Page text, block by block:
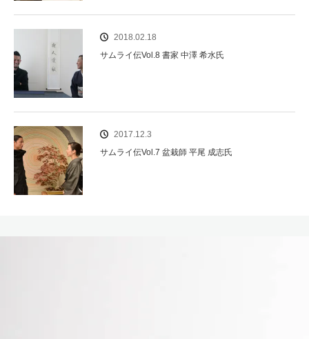
2018.02.18
サムライ伝Vol.8 書家 中澤 希水氏
2017.12.3
サムライ伝Vol.7 盆栽師 平尾 成志氏